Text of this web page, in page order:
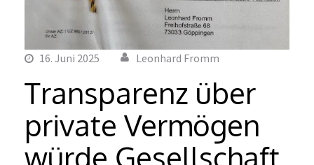
16. Juni 2025 Leonhard Fromm
Transparenz über
private Vermögen
würde Gesellschaft